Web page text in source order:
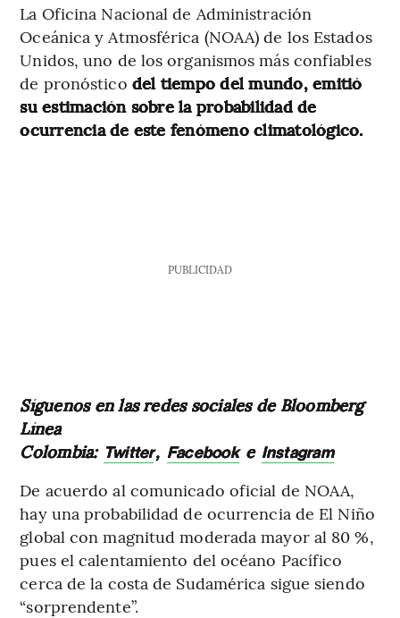
La Oficina Nacional de Administración
Oceánica y Atmosférica (NOAA) de los Estados
Unidos, uno de los organismos más confiables
de pronóstico del tiempo del mundo, emitió
su estimación sobre la probabilidad de
ocurrencia de este fenómeno climatológico.
PUBLICIDAD
Síguenos en las redes sociales de Bloomberg
Línea
Colombia: Twitter, Facebooke Instagram
De acuerdo al comunicado oficial de NOAA,
hay una probabilidad de ocurrencia de El Niño
global con magnitud moderada mayor al 80 %,
pues el calentamiento del océano Pacífico
cerca de la costa de Sudamérica sigue siendo
“sorprendente”.